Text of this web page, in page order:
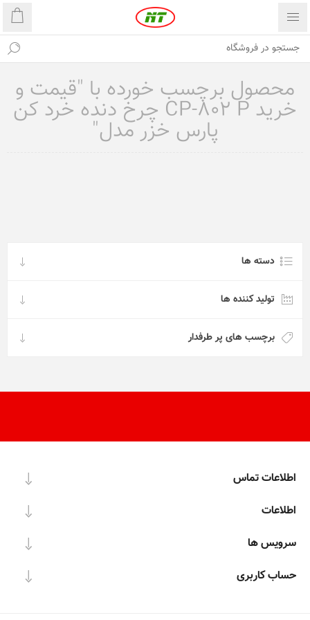
محصول برچسب خورده با "قیمت و
خرید CP-802 P چرخ دنده خرد کن
پارس خزر مدل"
دسته ها
تولید کننده ها
برچسب های پر طرفدار
اطلاعات تماس
اطلاعات
سرویس ها
حساب کاربری